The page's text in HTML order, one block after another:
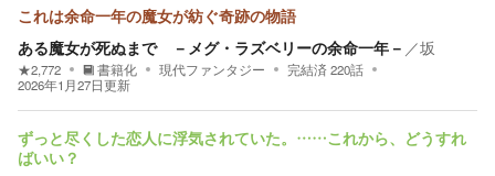
これは余命一年の魔女が紡ぐ奇跡の物語
ある魔女が死ぬまで －メグ・ラズベリーの余命一年－ ／坂
★2,772 書籍化 現代ファンタジー 完結済 220話
2026年1月27日更新
ずっと尽くした恋人に浮気されていた。……これから、どうすれ
ばいい？